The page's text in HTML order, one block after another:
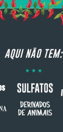
AQUI NÃO TEM: